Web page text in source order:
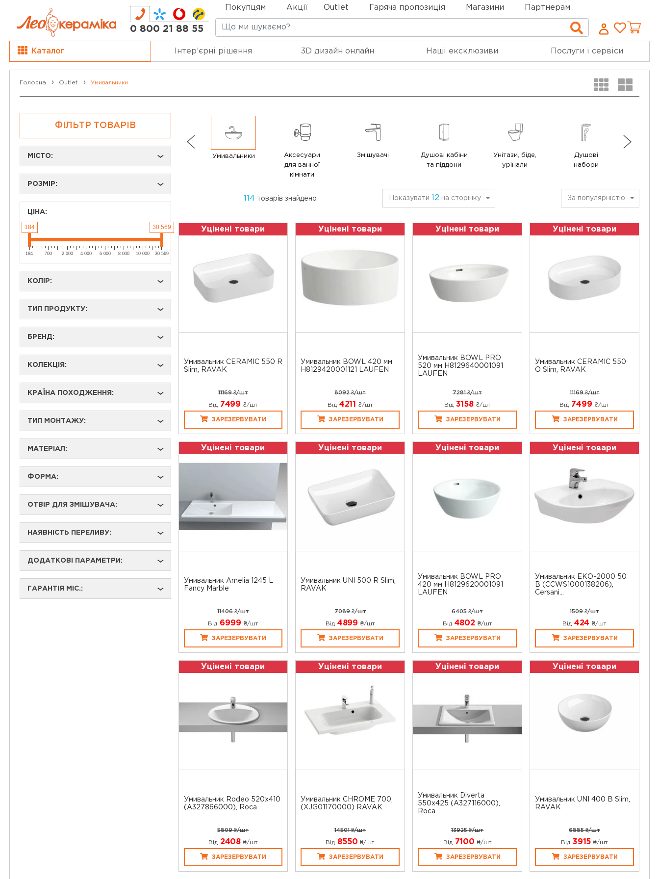
Покупцям Акції Outlet Гаряча пропозиція Магазини Партнерам
0 800 21 88 55 Пошук
Каталог Інтер’єрні рішення 3D дизайн онлайн Наші ексклюзиви Послуги і сервіси
Головна Outlet Умивальники
ФІЛЬТР ТОВАРІВ
МІСТО: ›
РОЗМІР: ›
ЦІНА:
184 30 569
184 700 2 000 4 000 6 000 8 000 10 000 30 569
КОЛІР: ›
ТИП ПРОДУКТУ: ›
БРЕНД: ›
КОЛЕКЦІЯ: ›
КРАЇНА ПОХОДЖЕННЯ: ›
ТИП МОНТАЖУ: ›
МАТЕРІАЛ: ›
ФОРМА: ›
ОТВІР ДЛЯ ЗМІШУВАЧА: ›
НАЯВНІСТЬ ПЕРЕЛИВУ: ›
ДОДАТКОВІ ПАРАМЕТРИ: ›
ГАРАНТІЯ МІС.: ›
Умивальники
Аксесуари
для ванної
кімнати
Змішувачі
Душові кабіни
та піддони
Унітази, біде,
урінали
Душові
набори
114 товарів знайдено Показувати 12 на сторінку За популярністю
Уцінені товари
Умивальник CERAMIC 550 R
Slim, RAVAK
11169 ₴/шт
Від 7499 ₴/шт
ЗАРЕЗЕРВУВАТИ
Уцінені товари
Умивальник BOWL 420 мм
H8129420001121 LAUFEN
8092 ₴/шт
Від 4211 ₴/шт
ЗАРЕЗЕРВУВАТИ
Уцінені товари
Умивальник BOWL PRO
520 мм H8129640001091
LAUFEN
7281 ₴/шт
Від 3158 ₴/шт
ЗАРЕЗЕРВУВАТИ
Уцінені товари
Умивальник CERAMIC 550
O Slim, RAVAK
11169 ₴/шт
Від 7499 ₴/шт
ЗАРЕЗЕРВУВАТИ
Уцінені товари
Умивальник Amelia 1245 L
Fancy Marble
11406 ₴/шт
Від 6999 ₴/шт
ЗАРЕЗЕРВУВАТИ
Уцінені товари
Умивальник UNI 500 R Slim,
RAVAK
7089 ₴/шт
Від 4899 ₴/шт
ЗАРЕЗЕРВУВАТИ
Уцінені товари
Умивальник BOWL PRO
420 мм H8129620001091
LAUFEN
6405 ₴/шт
Від 4802 ₴/шт
ЗАРЕЗЕРВУВАТИ
Уцінені товари
Умивальник ЕКО-2000 50
В (CCWS1000138206),
Cersani...
1509 ₴/шт
Від 424 ₴/шт
ЗАРЕЗЕРВУВАТИ
Уцінені товари
Умивальник Rodeo 520x410
(А327866000), Roca
5809 ₴/шт
Від 2408 ₴/шт
ЗАРЕЗЕРВУВАТИ
Уцінені товари
Умивальник CHROME 700,
(XJG01170000) RAVAK
14501 ₴/шт
Від 8550 ₴/шт
ЗАРЕЗЕРВУВАТИ
Уцінені товари
Умивальник Diverta
550x425 (A327116000),
Roca
13925 ₴/шт
Від 7100 ₴/шт
ЗАРЕЗЕРВУВАТИ
Уцінені товари
Умивальник UNI 400 B Slim,
RAVAK
6885 ₴/шт
Від 3915 ₴/шт
ЗАРЕЗЕРВУВАТИ